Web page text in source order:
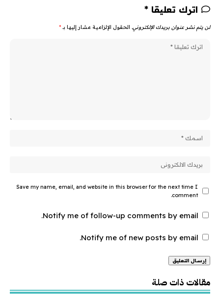
اترك تعليقا *
لن يتم نشر عنوان بريدك الإلكتروني. الحقول الإلزامية مشار إليها بـ *
Save my name, email, and website in this browser for the next time I
comment.
Notify me of follow-up comments by email.
Notify me of new posts by email.
مقالات ذات صلة